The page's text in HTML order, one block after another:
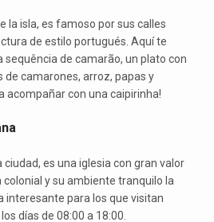
la isla, es famoso por sus calles
de estilo portugués. Aquí te
de camarão, un plato con
camarones, arroz, papas y
acompañar con una caipirinha!
es una iglesia con gran valor
y su ambiente tranquilo la
interesante para los que visitan
días de 08:00 a 18:00.